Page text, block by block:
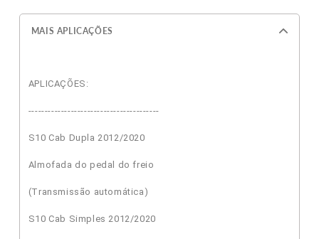
MAIS APLICAÇÕES
APLICAÇÕES:
----------------------------------------
S10 Cab Dupla 2012/2020
Almofada do pedal do freio
(Transmissão automática)
S10 Cab Simples 2012/2020